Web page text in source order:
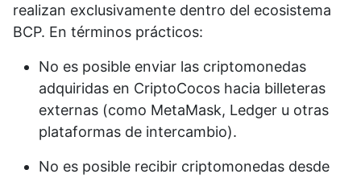
realizan exclusivamente dentro del ecosistema
BCP. En términos prácticos:
No es posible enviar las criptomonedas
adquiridas en CriptoCocos hacia billeteras
externas (como MetaMask, Ledger u otras
plataformas de intercambio).
No es posible recibir criptomonedas desde